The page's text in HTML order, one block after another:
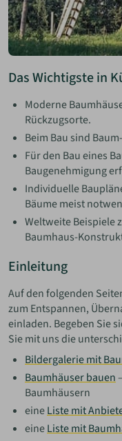
Das Wichtigste in
Moderne
Rückzugsorte.
Beim Bau sind
Für den Bau eines
Baugenehmigung
Individuelle
Bäume meist
Weltweite Beispiele
Baumhaus-
Einleitung
Auf den folgenden
zum Entspannen,
einladen. Begeben Sie
Sie mit uns die
Bildergalerie mit
Baumhäuser bauen
Baumhäusern
eineListe mit
eineListe mit